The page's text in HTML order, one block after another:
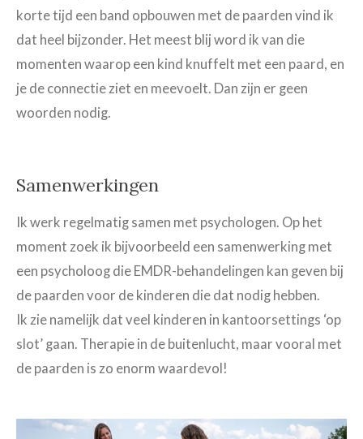
korte tijd een band opbouwen met de paarden vind ik
dat heel bijzonder. Het meest blij word ik van die
momenten waarop een kind knuffelt met een paard, en
je de connectie ziet en meevoelt. Dan zijn er geen
woorden nodig.
Samenwerkingen
Ik werk regelmatig samen met psychologen. Op het
moment zoek ik bijvoorbeeld een samenwerking met
een psycholoog die EMDR-behandelingen kan geven bij
de paarden voor de kinderen die dat nodig hebben.
Ik zie namelijk dat veel kinderen in kantoorsettings ‘op
slot’ gaan. Therapie in de buitenlucht, maar vooral met
de paarden is zo enorm waardevol!